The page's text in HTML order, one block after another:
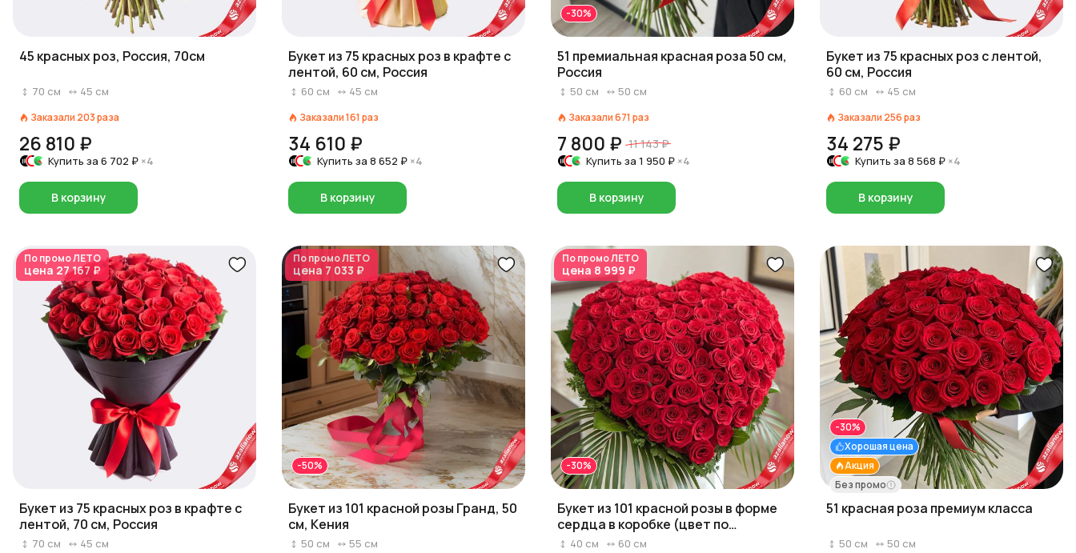
45 красных роз, Россия, 70см
70 см 45 см
Заказали 203раза
26 810 ₽
Купить за 6 702 ₽ ×4
В корзину
Букет из 75 красных роз в крафте с
лентой, 60 см, Россия
60 см 45 см
Заказали161 раз
34 610 ₽
Купить за 8 652 ₽ ×4
В корзину
-30%
51 премиальная красная роза 50 см,
Россия
50 см 50 см
Заказали671 раз
7 800 ₽ 11 143 ₽
Купить за 1 950 ₽ ×4
В корзину
Букет из 75 красных роз с лентой,
60 см, Россия
60 см 45 см
Заказали 256раз
34 275 ₽
Купить за 8 568 ₽ ×4
В корзину
По промоЛЕТО
цена 27 167 ₽
Букет из 75 красных роз в крафте с
лентой, 70 см, Россия
70 см 45 см
По промоЛЕТО
цена 7 033 ₽
-50%
Букет из 101 красной розы Гранд, 50
см, Кения
50 см 55 см
По промоЛЕТО
цена 8 999 ₽
-30%
Букет из 101 красной розы в форме
сердца в коробке (цвет по
согласованию)
40 см 60 см
Акция
Хорошая цена
-30%
Без промо
51 красная роза премиум класса
50 см 50 см